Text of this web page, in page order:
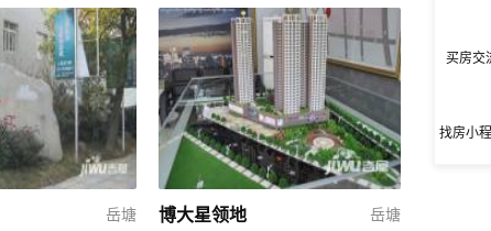
岳塘 博大星领地 岳塘
买房交
找房小